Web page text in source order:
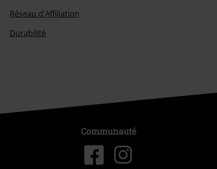
Réseau d'Affiliation
Durabilité
Communauté